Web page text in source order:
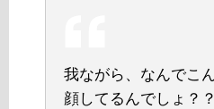
我ながら、なんでこ
顔してるんでしょ？